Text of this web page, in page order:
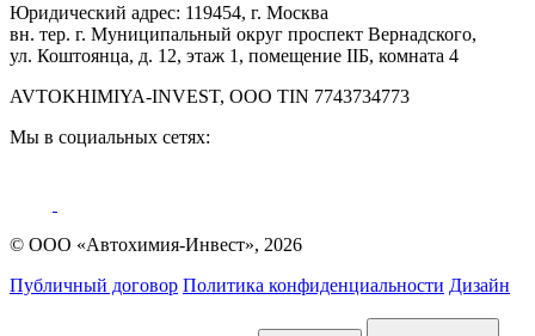
Юридический адрес: 119454, г. Москва
вн. тер. г. Муниципальный округ проспект Вернадского,
ул. Коштоянца, д. 12, этаж 1, помещение IIБ, комната 4
AVTOKHIMIYA-INVEST, OOO TIN 7743734773
Мы в социальных сетях:
© ООО «Автохимия-Инвест», 2026
Публичный договор Политика конфиденциальности Дизайн